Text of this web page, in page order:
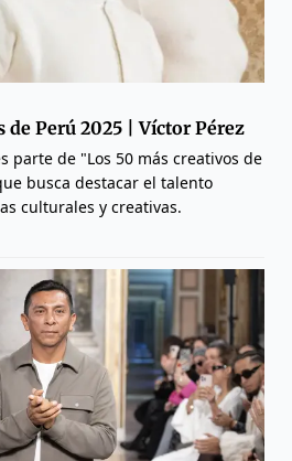
de Perú 2025 | Víctor Pérez
parte de "Los 50 más creativos de
busca destacar el talento
culturales y creativas.